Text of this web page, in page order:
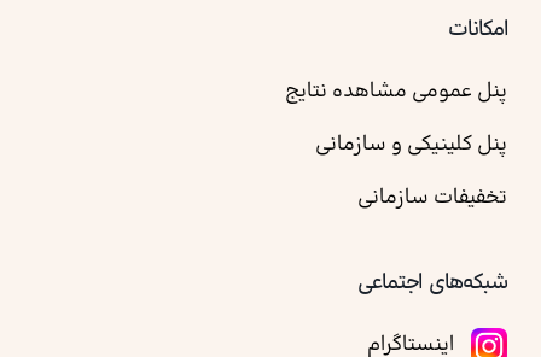
امکانات
پنل عمومی مشاهده نتایج
پنل کلینیکی و سازمانی
تخفیفات سازمانی
شبکه‌های اجتماعی
اینستاگرام